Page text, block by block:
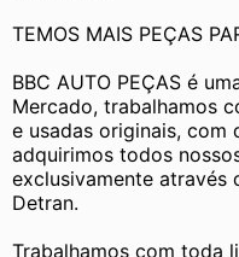
TEMOS MAIS PEÇAS
BBC AUTO PEÇAS é
Mercado, trabalhamos
e usadas originais, com
adquirimos todos
exclusivamente através
Detran.
Trabalhamos com toda